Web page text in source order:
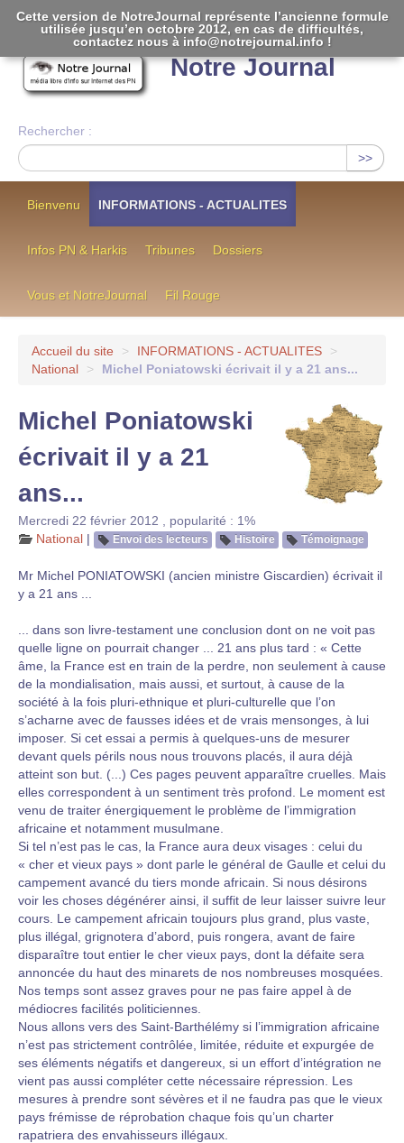
Notre Journal
Rechercher :
>>
Bienvenu INFORMATIONS - ACTUALITES
Infos PN & Harkis Tribunes Dossiers
Vous et NotreJournal Fil Rouge
Accueil du site > INFORMATIONS - ACTUALITES
>
National
> Michel Poniatowski écrivait il y a 21 ans...
Michel Poniatowski
écrivait il y a 21
ans...
Mercredi 22 février 2012
popularité : 1%
National | Envoi des lecteurs Histoire Témoignage
Mr Michel PONIATOWSKI (ancien ministre Giscardien) écrivait il
y a 21 ans ...
... dans son livre-testament une conclusion dont on ne voit pas
quelle ligne on pourrait changer ... 21 ans plus tard : « Cette
âme, la France est en train de la perdre, non seulement à cause
de la mondialisation, mais aussi, et surtout, à cause de la
société à la fois pluri-ethnique et pluri-culturelle que l’on
s’acharne avec de fausses idées et de vrais mensonges, à lui
imposer. Si cet essai a permis à quelques-uns de mesurer
devant quels périls nous nous trouvons placés, il aura déjà
atteint son but. (...) Ces pages peuvent apparaître cruelles. Mais
elles correspondent à un sentiment très profond. Le moment est
venu de traiter énergiquement le problème de l’immigration
africaine et notamment musulmane.
Si tel n’est pas le cas, la France aura deux visages : celui du
« cher et vieux pays » dont parle le général de Gaulle et celui du
campement avancé du tiers monde africain. Si nous désirons
voir les choses dégénérer ainsi, il suffit de leur laisser suivre leur
cours. Le campement africain toujours plus grand, plus vaste,
plus illégal, grignotera d’abord, puis rongera, avant de faire
disparaître tout entier le cher vieux pays, dont la défaite sera
annoncée du haut des minarets de nos nombreuses mosquées.
Nos temps sont assez graves pour ne pas faire appel à de
médiocres facilités politiciennes.
Nous allons vers des Saint-Barthélémy si l’immigration africaine
n’est pas strictement contrôlée, limitée, réduite et expurgée de
ses éléments négatifs et dangereux, si un effort d’intégration ne
vient pas aussi compléter cette nécessaire répression. Les
mesures à prendre sont sévères et il ne faudra pas que le vieux
pays frémisse de réprobation chaque fois qu’un charter
rapatriera des envahisseurs illégaux.
Cette version de NotreJournal représente l’ancienne formule
utilisée jusqu’en octobre 2012, en cas de difficultés,
contactez nous à info@notrejournal.info !